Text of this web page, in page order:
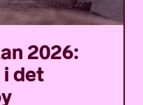
2026:
det